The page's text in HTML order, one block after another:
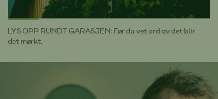
LYS OPP RUNDT GARASJEN: Før du vet ord av det blir
det mørkt.